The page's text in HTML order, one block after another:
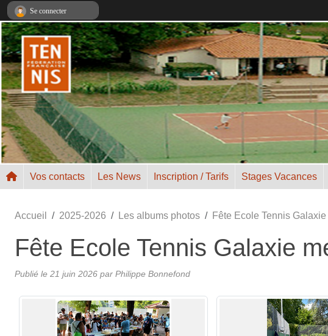
Vos contacts Les News Inscription / Tarifs Stages Vacances
Accueil 2025-2026 Les albums photos Fête Ecole Tennis
Fête Ecole Tennis Galaxie
Publié le 21 juin 2026 par Philippe Bonnefond
Se connecter
Panneau de gestion des cookies